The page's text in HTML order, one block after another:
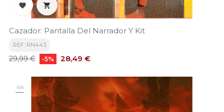
 
Cazador: Pantalla Del Narrador Y Kit
REF: RN443
Precio
29,99 € -5% Precio
28,49 €
-5%